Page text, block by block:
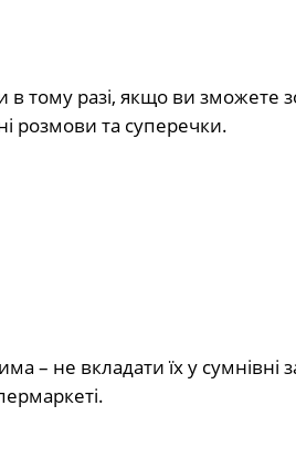
в тому разі, якщо ви зможете
розмови та суперечки.
не вкладати їх у сумнівні